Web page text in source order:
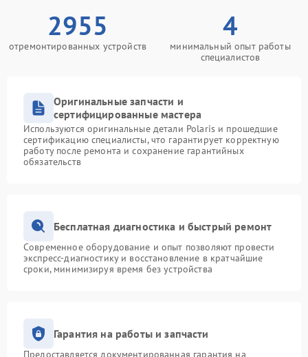
2955
отремонтированных устройств
4
минимальный опыт работы
специалистов
Оригинальные запчасти и
сертифицированные мастера
Используются оригинальные детали Polaris и прошедшие
сертификацию специалисты, что гарантирует корректную
работу после ремонта и сохранение гарантийных
обязательств
Бесплатная диагностика и быстрый ремонт
Современное оборудование и опыт позволяют провести
экспресс-диагностику и восстановление в кратчайшие
сроки, минимизируя время без устройства
Гарантия на работы и запчасти
Предоставляется документированная гарантия на